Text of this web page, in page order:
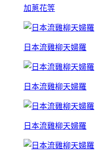
加蔥花等
日本流雞柳天婦羅
日本流雞柳天婦羅
日本流雞柳天婦羅